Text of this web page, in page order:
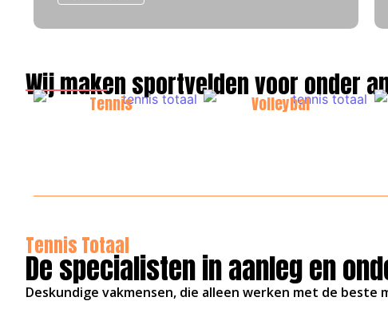
Wij maken sportvelden voor onder
Tennis Volleybal
Tennis Totaal
De specialisten in aanleg en
Deskundige vakmensen, die alleen werken met de